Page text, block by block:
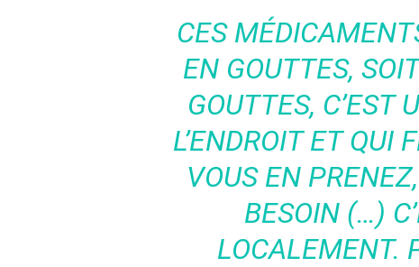
CES
EN GOUTTES,
GOUTTES, C’EST
L’ENDROIT ET QUI
VOUS EN
BESOIN (…)
LOCALEMENT.